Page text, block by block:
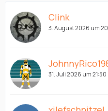
Clink
3. August 2026 um
31. Juli 2026 um 21:50